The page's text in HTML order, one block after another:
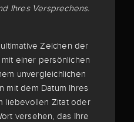
Ihres Versprechens.
Zeichen der
einer persönlichen
unvergleichlichen
mit dem Datum Ihres
liebevollen Zitat oder
versehen, das Ihre